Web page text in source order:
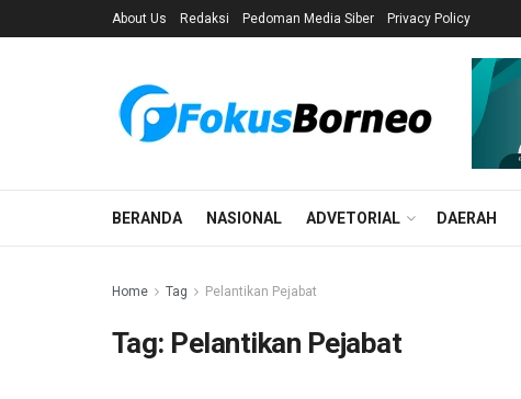
About Us Redaksi Pedoman Media Siber Privacy Policy
BERANDA NASIONAL ADVETORIAL DAERAH
Home Tag Pelantikan Pejabat
Tag: Pelantikan Pejabat